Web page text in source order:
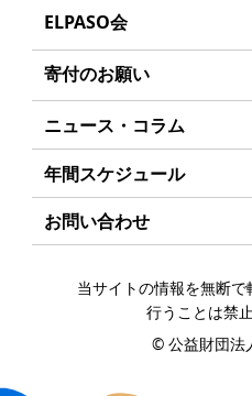
応援したいみなさんへ
年間スケジュール
定款
個人情報保護方針
アクセス
募集要項
ソーシャルビジネスとは
受賞者一覧
研究会のねらい
研究会一覧
ELPASO会
ELPASO会とは
会員限定ページ
寄付のお願い
お手続き
寄付支援者
ニュース・コラム
年間スケジュール
お問い合わせ
当サイトの情報を無断
行うことは禁
© 公益財団法